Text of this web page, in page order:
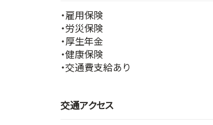
・雇用保険
・労災保険
・厚生年金
・健康保険
・交通費支給あり
交通アクセス